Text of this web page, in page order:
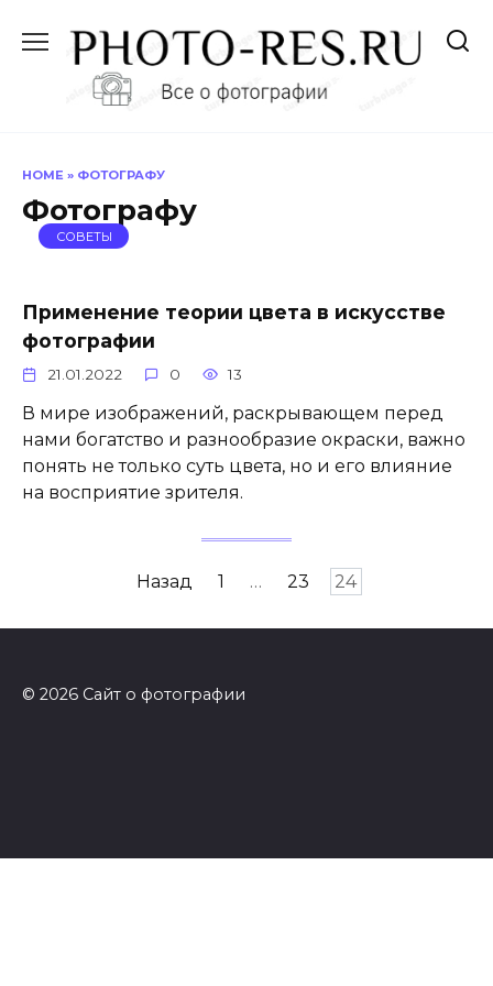
содержанию
HOME » ФОТОГРАФУ
Фотографу
СОВЕТЫ
Применение теории цвета в искусстве
фотографии
21.01.2022 0 13
В мире изображений, раскрывающем перед
нами богатство и разнообразие окраски, важно
понять не только суть цвета, но и его влияние
на восприятие зрителя.
Назад 1 … 23 24
© 2026 Сайт о фотографии